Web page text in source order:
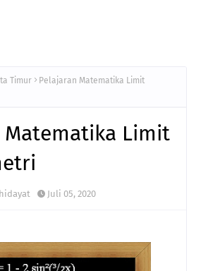
Timur
Pelajaran Matematika Limit
Matematika Limit
Juli 05, 2020